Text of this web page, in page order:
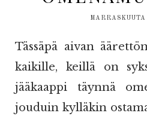
Tässäpä aivan
kaikille, keillä on
jääkaappi täynnä
jouduin kylläkin